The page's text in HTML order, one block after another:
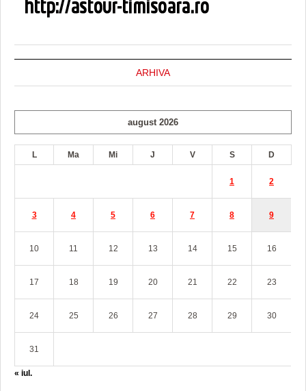
ARHIVA
august 2026
L Ma Mi J V S D
1 2
3 4 5 6 7 8 9
10 11 12 13 14 15 16
17 18 19 20 21 22 23
24 25 26 27 28 29 30
31
« iul.